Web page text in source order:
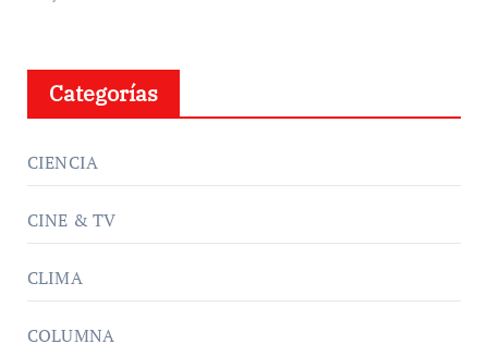
Categorías
CIENCIA
CINE & TV
CLIMA
COLUMNA